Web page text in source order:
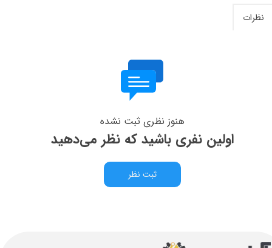
نظرات
هنوز نظری ثبت نشده
اولین نفری باشید که نظر می‌دهید
ثبت نظر